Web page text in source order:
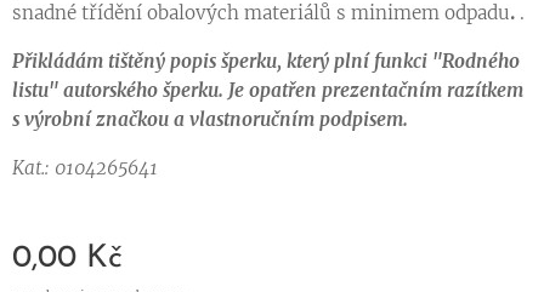
snadné třídění obalových materiálů s minimem odpadu. .
Přikládám tištěný popis šperku, který plní funkci "Rodného
listu" autorského šperku. Je opatřen prezentačním razítkem
s výrobní značkou a vlastnoručním podpisem.
Kat.: 0104265641
0,00 Kč